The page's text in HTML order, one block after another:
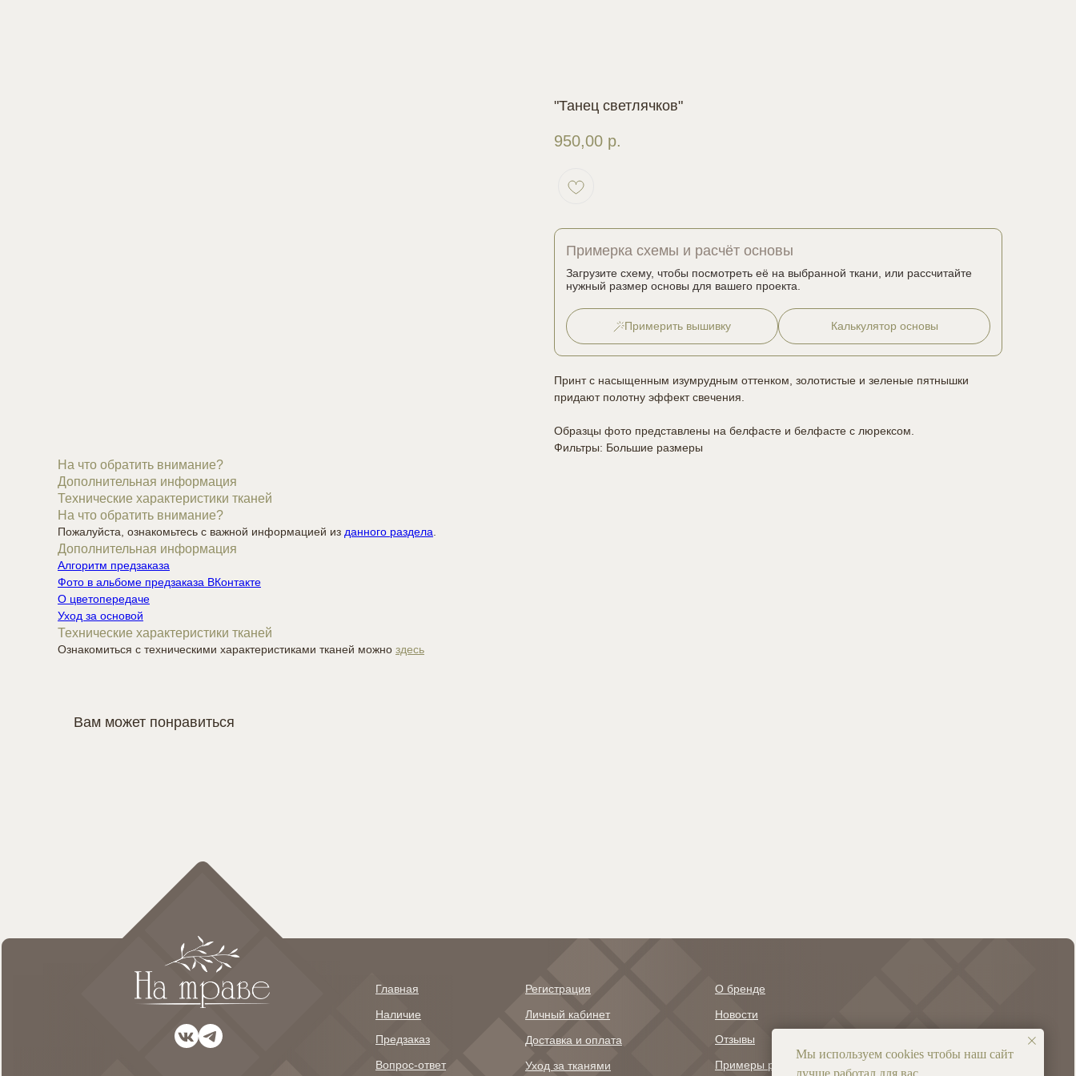
Мы используем cookies чтобы наш сайт
"Танец светлячков"
950,00 р.
Примерка схемы и расчёт основы
Загрузите схему, чтобы посмотреть её на выбранной ткани, или рассчитайте
нужный размер основы для вашего проекта.
Примерить вышивку Калькулятор основы
Принт с насыщенным изумрудным оттенком, золотистые и зеленые пятнышки
придают полотну эффект свечения.
Образцы фото представлены на белфасте и белфасте с люрексом.
Фильтры: Большие размеры
На что обратить внимание?
Дополнительная информация
Технические характеристики тканей
На что обратить внимание?
Пожалуйста, ознакомьтесь с важной информацией из данного раздела.
Дополнительная информация
Алгоритм предзаказа
Фото в альбоме предзаказа ВКонтакте
О цветопередаче
Уход за основой
Технические характеристики тканей
Ознакомиться с техническими характеристиками тканей можно здесь
Вам может понравиться
Главная
Наличие
Вопрос-ответ
Предзаказ
Личный кабинет
Регистрация
Уход за тканями
Новости
Доставка и оплата
Отзывы
О бренде
Примеры работ